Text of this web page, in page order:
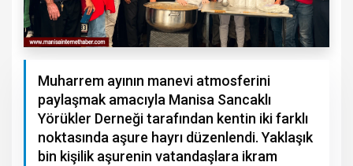
Muharrem ayının manevi atmosferini
paylaşmak amacıyla Manisa Sancaklı
Yörükler Derneği tarafından kentin iki farklı
noktasında aşure hayrı düzenlendi. Yaklaşık
bin kişilik aşurenin vatandaşlara ikram